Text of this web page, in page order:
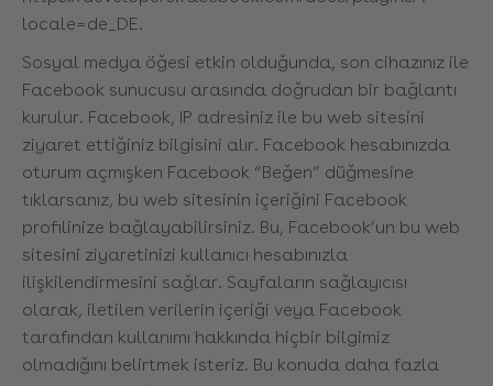
locale=de_DE.
Sosyal medya öğesi etkin olduğunda, son cihazınız ile
Facebook sunucusu arasında doğrudan bir bağlantı
kurulur. Facebook, IP adresiniz ile bu web sitesini
ziyaret ettiğiniz bilgisini alır. Facebook hesabınızda
oturum açmışken Facebook “Beğen” düğmesine
tıklarsanız, bu web sitesinin içeriğini Facebook
profilinize bağlayabilirsiniz. Bu, Facebook’un bu web
sitesini ziyaretinizi kullanıcı hesabınızla
ilişkilendirmesini sağlar. Sayfaların sağlayıcısı
olarak, iletilen verilerin içeriği veya Facebook
tarafından kullanımı hakkında hiçbir bilgimiz
olmadığını belirtmek isteriz. Bu konuda daha fazla